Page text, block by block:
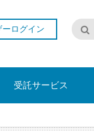
ーログイン
受託サービス